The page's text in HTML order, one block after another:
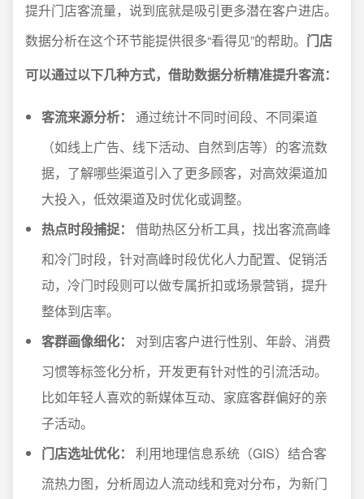
提升门店客流量，说到底就是吸引更多潜在客户进店。
数据分析在这个环节能提供很多“看得见”的帮助。 门店
可以通过以下几种方式，借助数据分析精准提升客流：
客流来源分析：
通过统计不同时间段、不同渠道
（如线上广告、线下活动、自然到店等）的客流数
据，了解哪些渠道引入了更多顾客，对高效渠道加
大投入，低效渠道及时优化或调整。
热点时段捕捉：
借助热区分析工具，找出客流高峰
和冷门时段，针对高峰时段优化人力配置、促销活
动，冷门时段则可以做专属折扣或场景营销，提升
整体到店率。
客群画像细化：
对到店客户进行性别、年龄、消费
习惯等标签化分析，开发更有针对性的引流活动。
比如年轻人喜欢的新媒体互动、家庭客群偏好的亲
子活动。
门店选址优化：
利用地理信息系统（GIS）结合客
流热力图，分析周边人流动线和竞对分布，为新门